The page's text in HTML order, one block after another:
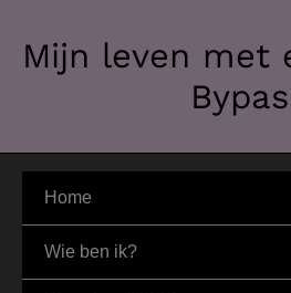
naarMijn leven met
Home
Wie ben ik?